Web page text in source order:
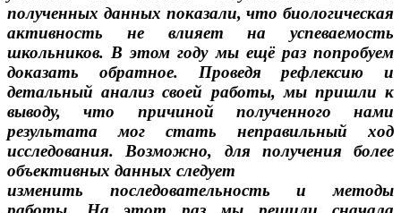
полученных данных показали, что биологическая
активность не влияет на успеваемость
школьников. В этом году мы ещё раз попробуем
доказать обратное. Проведя рефлексию и
детальный анализ своей работы, мы пришли к
выводу, что причиной полученного нами
результата мог стать неправильный ход
исследования. Возможно, для получения более
объективных данных следует
изменить последовательность и методы